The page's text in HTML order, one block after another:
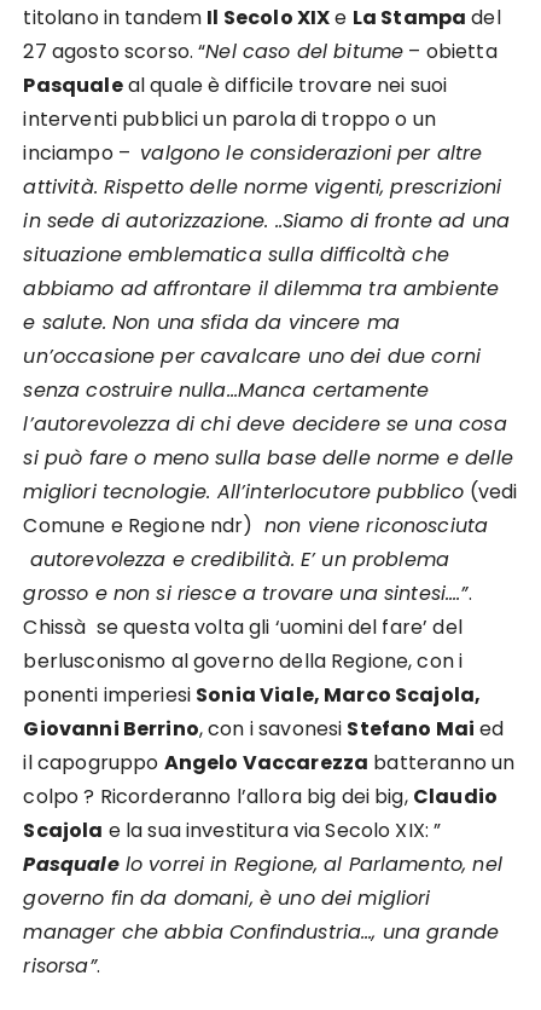
titolano in tandem Il Secolo XIXe La Stampa del
27 agosto scorso. “Nel caso del bitume – obietta
Pasqualeal quale è difficile trovare nei suoi
interventi pubblici un parola di troppo o un
inciampo – valgono le considerazioni per altre
attività. Rispetto delle norme vigenti, prescrizioni
in sede di autorizzazione. ..Siamo di fronte ad una
situazione emblematica sulla difficoltà che
abbiamo ad affrontare il dilemma tra ambiente
e salute. Non una sfida da vincere ma
un’occasione per cavalcare uno dei due corni
senza costruire nulla…Manca certamente
l’autorevolezza di chi deve decidere se una cosa
si può fare o meno sulla base delle norme e delle
migliori tecnologie. All’interlocutore pubblico (vedi
Comune e Regione ndr) non viene riconosciuta
autorevolezza e credibilità. E’ un problema
grosso e non si riesce a trovare una sintesi….”.
Chissà se questa volta gli ‘uomini del fare’ del
berlusconismo al governo della Regione, con i
ponenti imperiesi Sonia Viale, Marco Scajola,
Giovanni Berrino, con i savonesi Stefano Mai ed
il capogruppo Angelo Vaccarezza batteranno un
colpo ? Ricorderanno l’allora big dei big, Claudio
Scajola e la sua investitura via Secolo XIX: ”
Pasqualelo vorrei in Regione, al Parlamento, nel
governo fin da domani, è uno dei migliori
manager che abbia Confindustria…, una grande
risorsa”.